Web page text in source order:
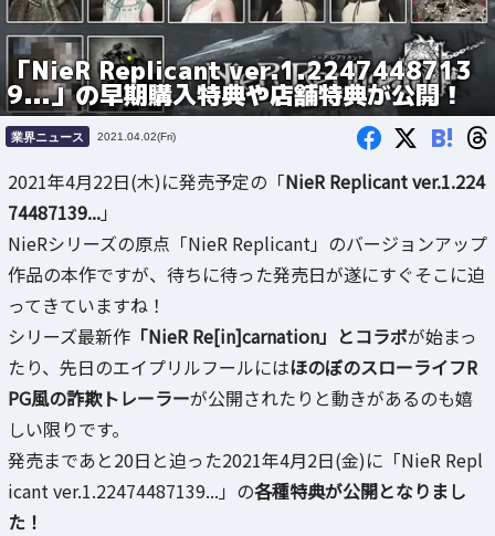
「NieR Replicant ver.1.2247448713
9...」の早期購入特典や店舗特典が公開！
業界ニュース 2021.04.02(Fri) B!
2021年4月22日(木)に発売予定の「NieR Replicant ver.1.224
74487139...」
NieRシリーズの原点「NieR Replicant」のバージョンアップ
作品の本作ですが、待ちに待った発売日が遂にすぐそこに迫
ってきていますね！
シリーズ最新作 「NieR Re[in]carnation」とコラボが始まっ
たり、先日のエイプリルフールにはほのぼのスローライフR
PG風の詐欺トレーラーが公開されたりと動きがあるのも嬉
しい限りです。
発売まであと20日と迫った2021年4月2日(金)に「NieR Repl
icant ver.1.22474487139...」の各種特典が公開となりまし
た！